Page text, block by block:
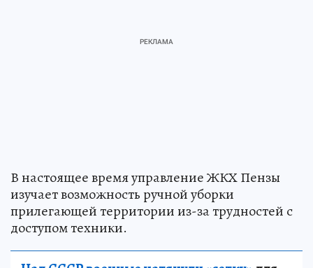
В настоящее время управление ЖКХ Пензы
изучает возможность ручной уборки
прилегающей территории из-за трудностей с
доступом техники.